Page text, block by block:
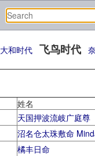
大和时代 飞鸟时代
姓名
天国押波流岐广庭尊
沼名仓太珠敷命
橘丰日命